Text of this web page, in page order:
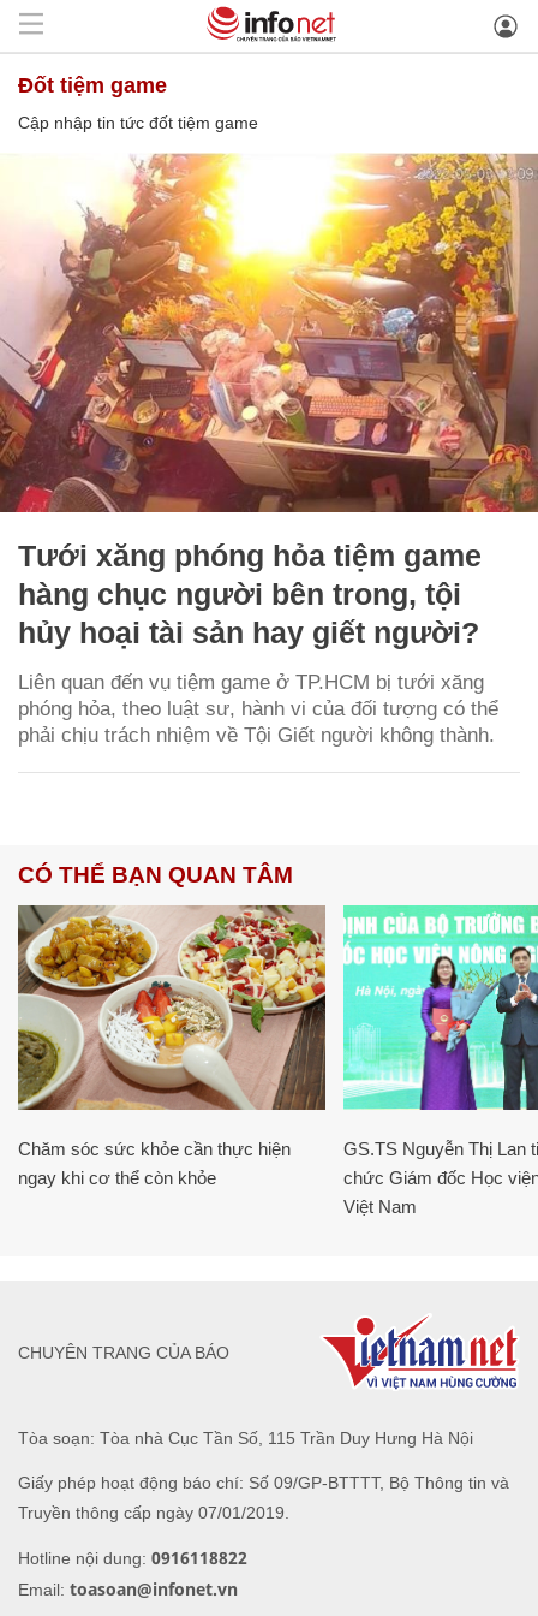
đốt tiệm game
Cập nhập tin tức đốt tiệm game
Tưới xăng phóng hỏa tiệm game
hàng chục người bên trong, tội
hủy hoại tài sản hay giết người?
Liên quan đến vụ tiệm game ở TP.HCM bị tưới xăng
phóng hỏa, theo luật sư, hành vi của đối tượng có thể
phải chịu trách nhiệm về Tội Giết người không thành.
CÓ THỂ BẠN QUAN TÂM
Chăm sóc sức khỏe cần thực hiện
ngay khi cơ thể còn khỏe
GS.TS Nguyễn Thị Lan
chức Giám đốc Học
Việt Nam
Tòa soạn: Tòa nhà Cục Tần Số, 115 Trần Duy Hưng Hà Nội
Giấy phép hoạt động báo chí: Số 09/GP-BTTTT, Bộ Thông tin và
Truyền thông cấp ngày 07/01/2019.
Hotline nội dung: 0916118822
Email: toasoan@infonet.vn
CHUYÊN TRANG CỦA BÁO